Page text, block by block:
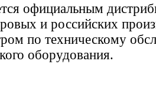
официальным
и российских
по техническому
оборудования.